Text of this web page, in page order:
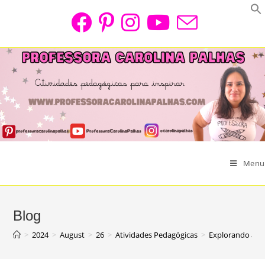
Menu
Blog
> 2024 > August > 26 > Atividades Pedagógicas > Explorando a